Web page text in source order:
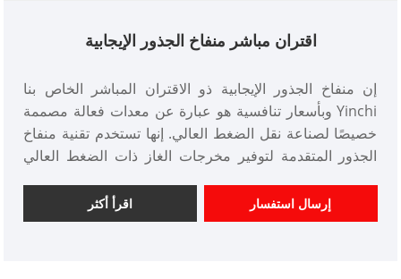
اقتران مباشر منفاخ الجذور الإيجابية
إن منفاخ الجذور الإيجابية ذو الاقتران المباشر الخاص بنا
Yinchi وبأسعار تنافسية هو عبارة عن معدات فعالة مصممة
خصيصًا لصناعة نقل الضغط العالي. إنها تستخدم تقنية منفاخ
الجذور المتقدمة لتوفير مخرجات الغاز ذات الضغط العالي
وتحسين كفاءة الإنتاج وجودته.
اقرأ أكثر إرسال استفسار